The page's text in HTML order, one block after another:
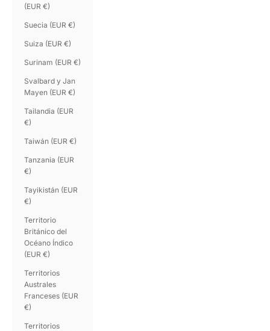
(EUR €)
Suecia (EUR €)
Suiza (EUR €)
Surinam (EUR €)
Svalbard y Jan
Mayen (EUR €)
Tailandia (EUR
€)
Taiwán (EUR €)
Tanzania (EUR
€)
Tayikistán (EUR
€)
Territorio
Británico del
Océano Índico
(EUR €)
Territorios
Australes
Franceses (EUR
€)
Territorios